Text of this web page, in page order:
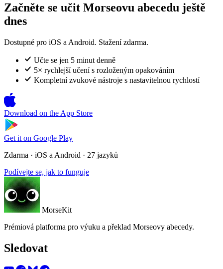
Začněte se učit Morseovu abecedu ještě
dnes
Dostupné pro iOS a Android. Stažení zdarma.
Učte se jen 5 minut denně
5× rychlejší učení s rozloženým opakováním
Kompletní zvukové nástroje s nastavitelnou rychlostí
Download on the App Store
Get it on Google Play
Zdarma · iOS a Android · 27 jazyků
Podívejte se, jak to funguje
MorseKit
Prémiová platforma pro výuku a překlad Morseovy abecedy.
Sledovat